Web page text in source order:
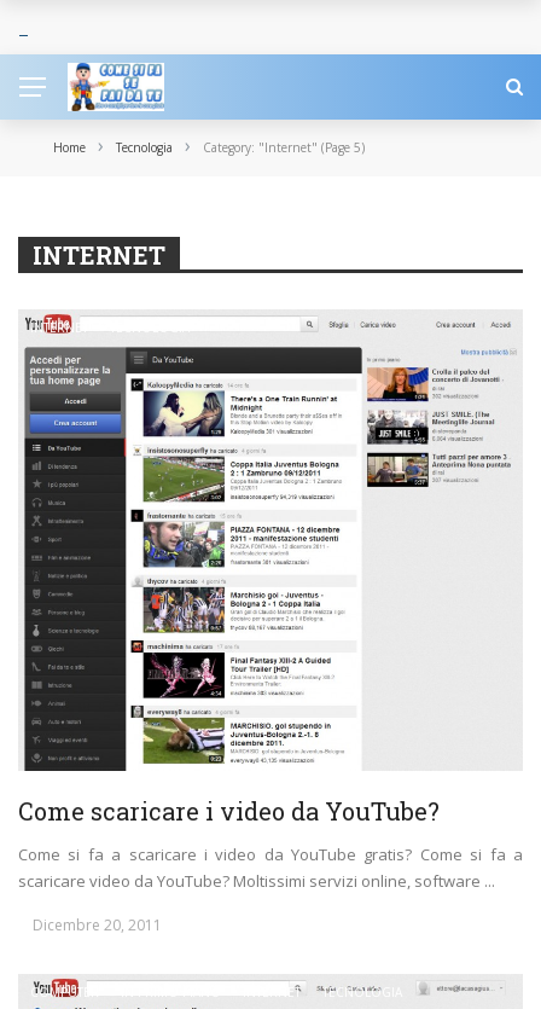
Home › Tecnologia › Category: "Internet" (Page 5)
INTERNET
INTERNET TECNOLOGIA
Come scaricare i video da YouTube?
Come si fa a scaricare i video da YouTube gratis? Come si fa a
scaricare video da YouTube? Moltissimi servizi online, software ...
Dicembre 20, 2011
COMPUTER IN PRIMO PIANO INTERNET TECNOLOGIA